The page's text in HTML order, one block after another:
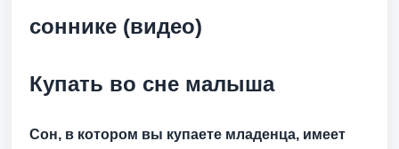
соннике (видео)
Купать во сне малыша
Сон, в котором вы купаете младенца, имеет